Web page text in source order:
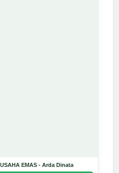
EMAS - Arda Dinata